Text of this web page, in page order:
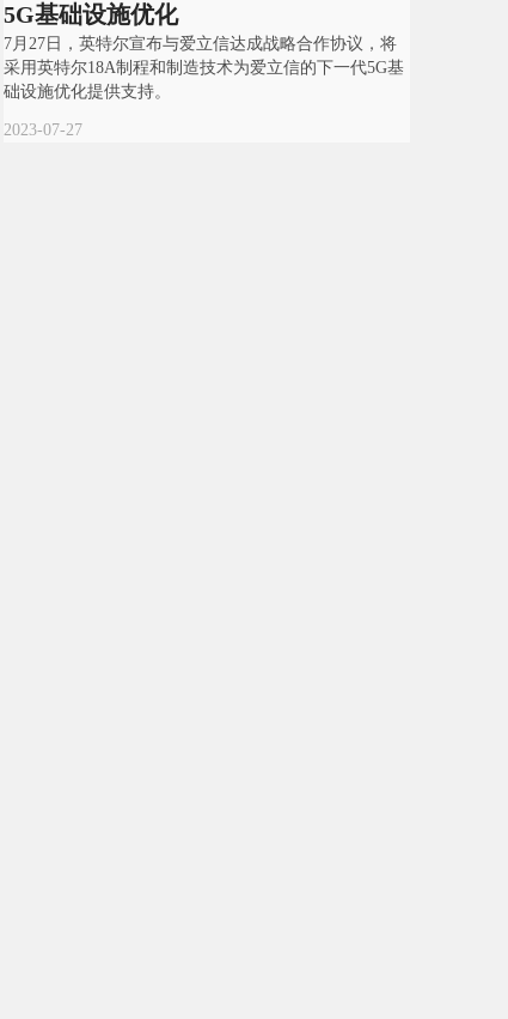
5G基础设施优化
7月27日，英特尔宣布与爱立信达成战略合作协议，将
采用英特尔18A制程和制造技术为爱立信的下一代5G基
础设施优化提供支持。
2023-07-27